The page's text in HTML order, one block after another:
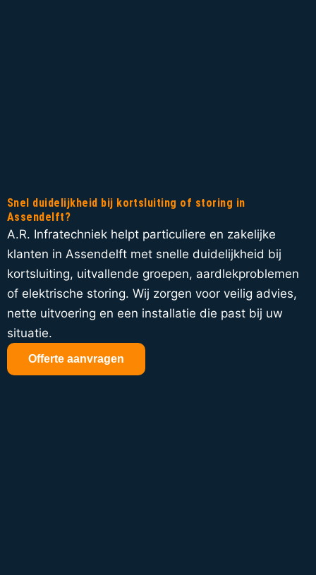
Snel duidelijkheid bij kortsluiting of storing in
Assendelft?
A.R. Infratechniek helpt particuliere en zakelijke
klanten in Assendelft met snelle duidelijkheid bij
kortsluiting, uitvallende groepen, aardlekproblemen
of elektrische storing. Wij zorgen voor veilig advies,
nette uitvoering en een installatie die past bij uw
situatie.
Offerte aanvragen